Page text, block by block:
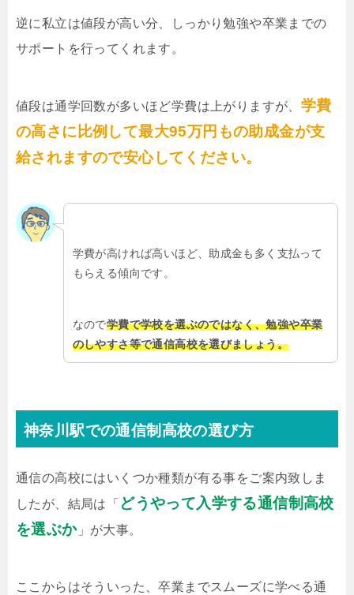
逆に私立は値段が高い分、しっかり勉強や卒業までの
サポートを行ってくれます。
値段は通学回数が多いほど学費は上がりますが、 学費
の高さに比例して最大95万円もの助成金が支
給されますので安心してください。
学費が高ければ高いほど、助成金も多く支払って
もらえる傾向です。
なので学費で学校を選ぶのではなく、勉強や卒業
のしやすさ等で通信高校を選びましょう。
神奈川駅での通信制高校の選び方
通信の高校にはいくつか種類が有る事をご案内致しま
したが、結局は「 どうやって入学する通信制高校
を選ぶか」が大事。
ここからはそういった、卒業までスムーズに学べる通